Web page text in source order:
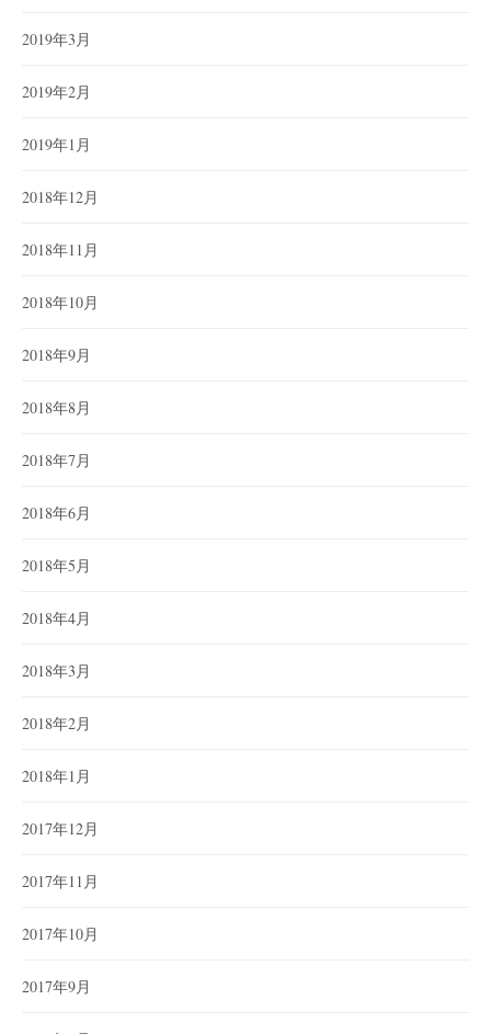
2019年3月
2019年2月
2019年1月
2018年12月
2018年11月
2018年10月
2018年9月
2018年8月
2018年7月
2018年6月
2018年5月
2018年4月
2018年3月
2018年2月
2018年1月
2017年12月
2017年11月
2017年10月
2017年9月